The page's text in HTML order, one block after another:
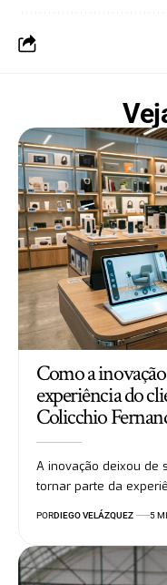
Como a
experiência do
Colicchio
A inovação deixou de
tornar parte da
PORDIEGO VELÁZQUEZ 5